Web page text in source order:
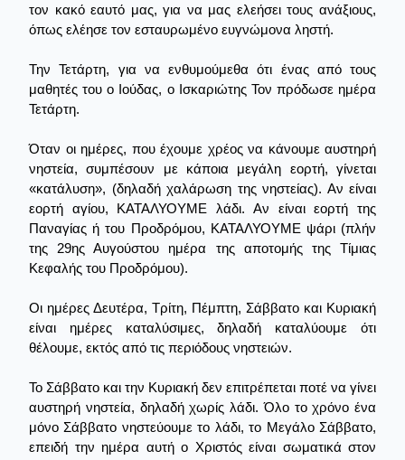
τον κακό εαυτό μας, για να μας ελεήσει τους ανάξιους,
όπως ελέησε τον εσταυρωμένο ευγνώμονα ληστή.
Την Τετάρτη, για να ενθυμούμεθα ότι ένας από τους
μαθητές του ο Ιούδας, ο Ισκαριώτης Τον πρόδωσε ημέρα
Τετάρτη.
Όταν οι ημέρες, που έχουμε χρέος να κάνουμε αυστηρή
νηστεία, συμπέσουν με κάποια μεγάλη εορτή, γίνεται
«κατάλυση», (δηλαδή χαλάρωση της νηστείας). Αν είναι
εορτή αγίου, ΚΑΤΑΛΥΟΥΜΕ λάδι. Αν είναι εορτή της
Παναγίας ή του Προδρόμου, ΚΑΤΑΛΥΟΥΜΕ ψάρι (πλήν
της 29ης Αυγούστου ημέρα της αποτομής της Τίμιας
Κεφαλής του Προδρόμου).
Οι ημέρες Δευτέρα, Τρίτη, Πέμπτη, Σάββατο και Κυριακή
είναι ημέρες καταλύσιμες, δηλαδή καταλύουμε ότι
θέλουμε, εκτός από τις περιόδους νηστειών.
Το Σάββατο και την Κυριακή δεν επιτρέπεται ποτέ να γίνει
αυστηρή νηστεία, δηλαδή χωρίς λάδι. Όλο το χρόνο ένα
μόνο Σάββατο νηστεύουμε το λάδι, το Μεγάλο Σάββατο,
επειδή την ημέρα αυτή ο Χριστός είναι σωματικά στον